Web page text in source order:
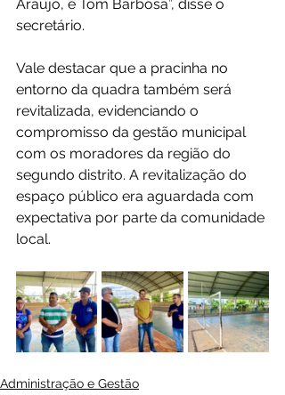
Araújo, e Tom Barbosa”, disse o
secretário.
Vale destacar que a pracinha no
entorno da quadra também será
revitalizada, evidenciando o
compromisso da gestão municipal
com os moradores da região do
segundo distrito. A revitalização do
espaço público era aguardada com
expectativa por parte da comunidade
local.
Administração e Gestão